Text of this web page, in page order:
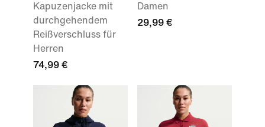
Kapuzenjacke mit
durchgehendem
Reißverschluss für
Herren
74,99 €
Damen
29,99 €